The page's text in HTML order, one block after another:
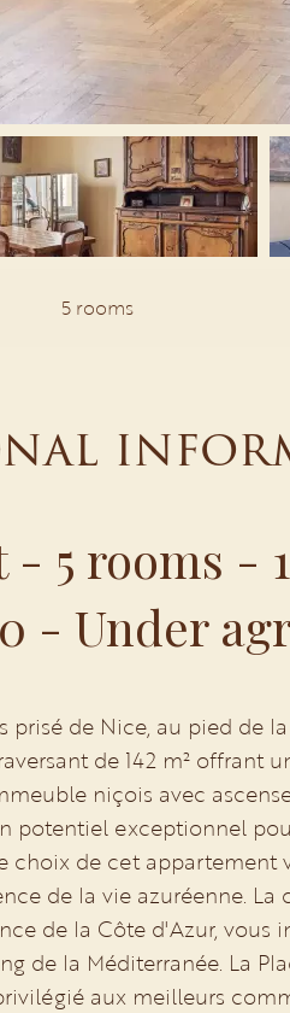
5 rooms
5 rooms -
- Under
prisé de Nice, au pied de
de 142 m² offrant
niçois avec
potentiel exceptionnel
choix de cet appartement
de la vie azuréenne. La
de la Côte d'Azur, vous
de la Méditerranée. La
aux meilleurs